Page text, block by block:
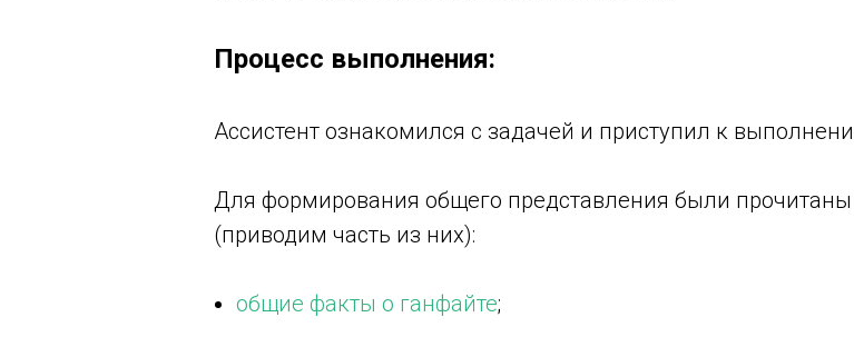
Процесс выполнения:
Ассистент ознакомился с задачей и приступил к
Для формирования общего представления были
(приводим часть из них):
общие факты о ганфайте;